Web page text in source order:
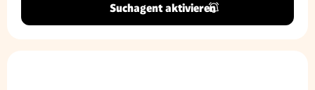
Suchagent aktivieren